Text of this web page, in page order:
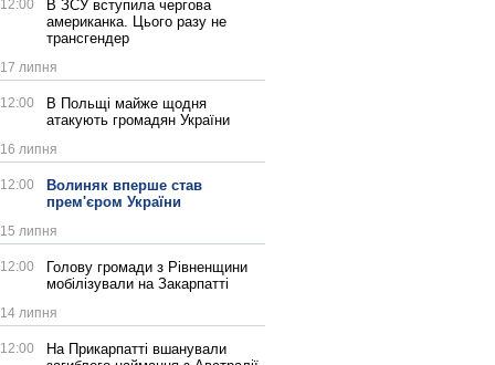
12:00
В ЗСУ вступила чергова
американка. Цього разу не
трансгендер
17 липня
12:00
В Польщі майже щодня
атакують громадян України
16 липня
12:00
Волиняк вперше став
прем'єром України
15 липня
12:00
Голову громади з Рівненщини
мобілізували на Закарпатті
14 липня
12:00
На Прикарпатті вшанували